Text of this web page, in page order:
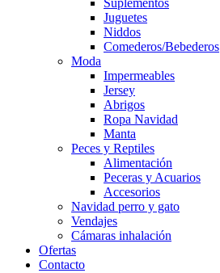
Suplementos
Juguetes
Niddos
Comederos/Bebederos
Moda
Impermeables
Jersey
Abrigos
Ropa Navidad
Manta
Peces y Reptiles
Alimentación
Peceras y Acuarios
Accesorios
Navidad perro y gato
Vendajes
Cámaras inhalación
Ofertas
Contacto